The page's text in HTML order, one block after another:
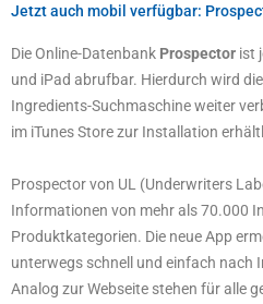
Jetzt auch mobil verfügbar:
Die Online-Datenbank Prospector ist
und iPad abrufbar. Hierdurch wird
Ingredients-Suchmaschine weiter
im iTunes Store zur Installation
Prospector von UL (Underwriters
Informationen von mehr als 70.000
Produktkategorien. Die neue App
unterwegs schnell und einfach nach
Analog zur Webseite stehen für alle